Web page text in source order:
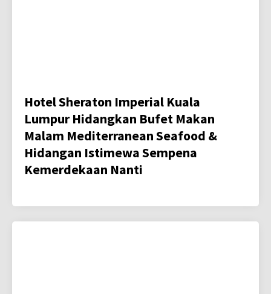
Hotel Sheraton Imperial Kuala
Lumpur Hidangkan Bufet Makan
Malam Mediterranean Seafood &
Hidangan Istimewa Sempena
Kemerdekaan Nanti